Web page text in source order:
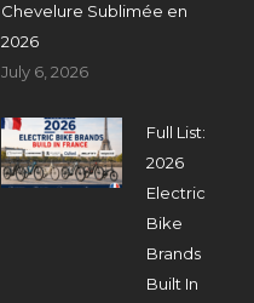
Chevelure Sublimée en
2026
July 6, 2026
Full List:
2026
Electric
Bike
Brands
Built In